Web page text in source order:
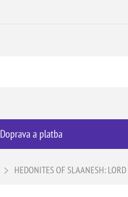
Doprava a platba
HEDONITES OF SLAANESH: